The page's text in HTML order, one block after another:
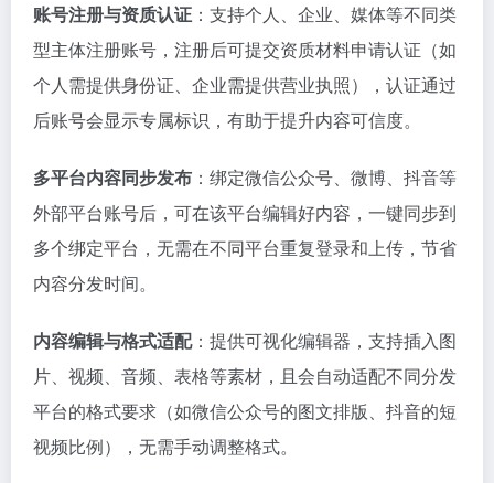
账号注册与资质认证 ：支持个人、企业、媒体等不同类
型主体注册账号，注册后可提交资质材料申请认证（如
个人需提供身份证、企业需提供营业执照），认证通过
后账号会显示专属标识，有助于提升内容可信度。
多平台内容同步发布 ：绑定微信公众号、微博、抖音等
外部平台账号后，可在该平台编辑好内容，一键同步到
多个绑定平台，无需在不同平台重复登录和上传，节省
内容分发时间。
内容编辑与格式适配：提供可视化编辑器，支持插入图
片、视频、音频、表格等素材，且会自动适配不同分发
平台的格式要求（如微信公众号的图文排版、抖音的短
视频比例），无需手动调整格式。